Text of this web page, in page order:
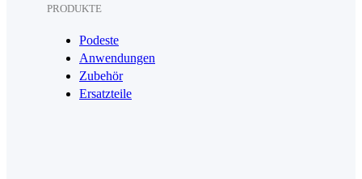
PRODUKTE
Podeste
Anwendungen
Zubehör
Ersatzteile